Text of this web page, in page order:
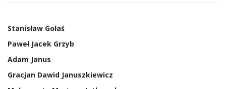
Stanisław Gołaś
Paweł Jacek Grzyb
Adam Janus
Gracjan Dawid Januszkiewicz